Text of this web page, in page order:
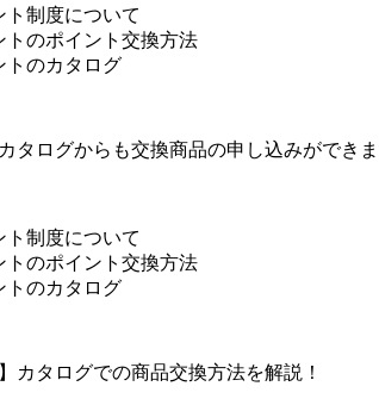
ト制度について
トのポイント交換方法
トのカタログ
タログからも交換商品の申し込みができま
ト制度について
トのポイント交換方法
トのカタログ
カタログでの商品交換方法を解説！